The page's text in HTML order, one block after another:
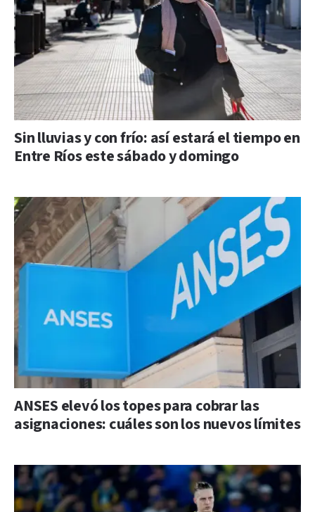
Sin lluvias y con frío: así estará el tiempo en
Entre Ríos este sábado y domingo
ANSES elevó los topes para cobrar las
asignaciones: cuáles son los nuevos límites